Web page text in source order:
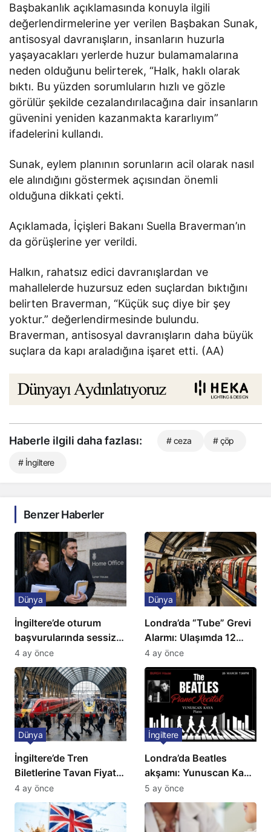
Başbakanlık açıklamasında konuyla ilgili
değerlendirmelerine yer verilen Başbakan Sunak,
antisosyal davranışların, insanların huzurla
yaşayacakları yerlerde huzur bulamamalarına
neden olduğunu belirterek, “Halk, haklı olarak
bıktı. Bu yüzden sorumluların hızlı ve gözle
görülür şekilde cezalandırılacağına dair insanların
güvenini yeniden kazanmakta kararlıyım”
ifadelerini kullandı.
Sunak, eylem planının sorunların acil olarak nasıl
ele alındığını göstermek açısından önemli
olduğuna dikkati çekti.
Açıklamada, İçişleri Bakanı Suella Braverman’ın
da görüşlerine yer verildi.
Halkın, rahatsız edici davranışlardan ve
mahallelerde huzursuz eden suçlardan bıktığını
belirten Braverman, “Küçük suç diye bir şey
yoktur.” değerlendirmesinde bulundu.
Braverman, antisosyal davranışların daha büyük
suçlara da kapı araladığına işaret etti. (AA)
Haberle ilgili daha fazlası: # ceza # çöp
# İngiltere
Benzer Haberler
İngiltere’de oturum
başvurularında sessiz
kriz: Büyükelçilikten
açıklama!
Dünya
4 ay önce
Londra’da “Tube” Grevi
Alarmı: Ulaşımda 12
Günlük Kaos Kapıda
Dünya
4 ay önce
İngiltere’de Tren
Biletlerine Tavan Fiyat:
Ulaşımda Yeni
Düzenleme
Dünya
4 ay önce
Londra’da Beatles
akşamı: Yunuscan Kaya
klasik yorumuyla
sahnede
İngiltere
5 ay önce